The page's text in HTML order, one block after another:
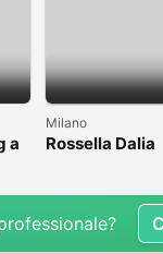
a
Milano
Rossella Dalia